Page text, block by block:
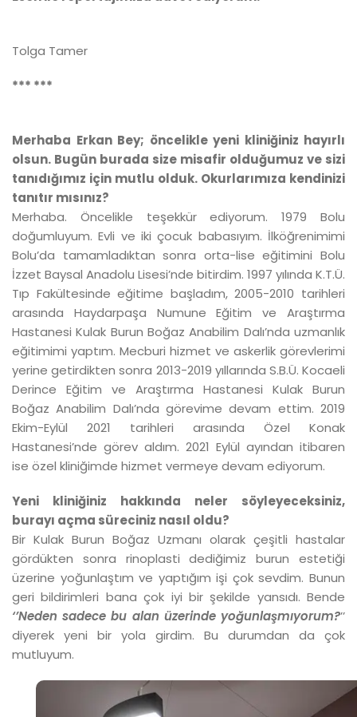
Tolga Tamer
*** ***
Merhaba Erkan Bey; öncelikle yeni kliniğiniz hayırlı
olsun. Bugün burada size misafir olduğumuz ve sizi
tanıdığımız için mutlu olduk. Okurlarımıza kendinizi
tanıtır mısınız?
Merhaba. Öncelikle teşekkür ediyorum. 1979 Bolu
doğumluyum. Evli ve iki çocuk babasıyım. İlköğrenimimi
Bolu’da tamamladıktan sonra orta-lise eğitimini Bolu
İzzet Baysal Anadolu Lisesi’nde bitirdim. 1997 yılında K.T.Ü.
Tıp Fakültesinde eğitime başladım, 2005-2010 tarihleri
arasında Haydarpaşa Numune Eğitim ve Araştırma
Hastanesi Kulak Burun Boğaz Anabilim Dalı’nda uzmanlık
eğitimimi yaptım. Mecburi hizmet ve askerlik görevlerimi
yerine getirdikten sonra 2013-2019 yıllarında S.B.Ü. Kocaeli
Derince Eğitim ve Araştırma Hastanesi Kulak Burun
Boğaz Anabilim Dalı’nda görevime devam ettim. 2019
Ekim-Eylül 2021 tarihleri arasında Özel Konak
Hastanesi’nde görev aldım. 2021 Eylül ayından itibaren
ise özel kliniğimde hizmet vermeye devam ediyorum.
Yeni kliniğiniz hakkında neler söyleyeceksiniz,
burayı açma süreciniz nasıl oldu?
Bir Kulak Burun Boğaz Uzmanı olarak çeşitli hastalar
gördükten sonra rinoplasti dediğimiz burun estetiği
üzerine yoğunlaştım ve yaptığım işi çok sevdim. Bunun
geri bildirimleri bana çok iyi bir şekilde yansıdı. Bende
‘’Neden sadece bu alan üzerinde yoğunlaşmıyorum?’’
diyerek yeni bir yola girdim. Bu durumdan da çok
mutluyum.